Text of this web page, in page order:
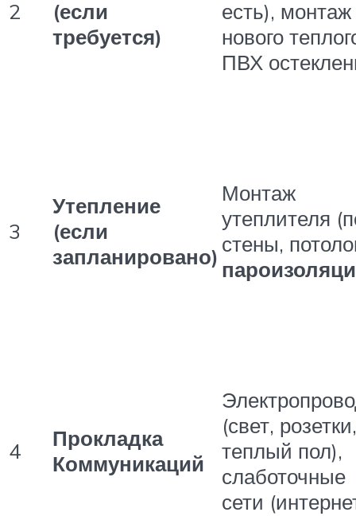
2
(если
требуется)
есть), монтаж
нового
ПВХ
3
Утепление
(если
запланировано)
Монтаж
утеплителя
стены,
4
Прокладка
Коммуникаций
(свет, розетки,
теплый пол),
слаботочные
сети